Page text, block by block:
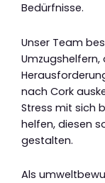
Bedürfnisse.
Unser Team
nach Cork
Stress mit sich
helfen, diesen
gestalten.
Als